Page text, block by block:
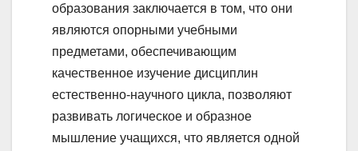
образования заключается в том, что они
являются опорными учебными
предметами, обеспечивающим
качественное изучение дисциплин
естественно-научного цикла, позволяют
развивать логическое и образное
мышление учащихся, что является одной